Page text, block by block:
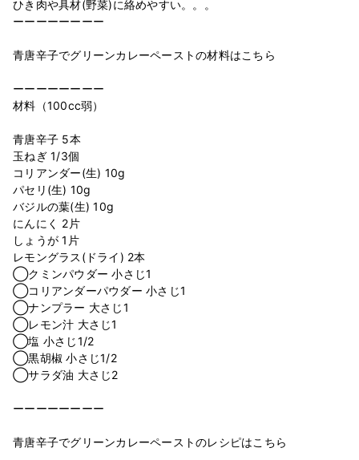
ひき肉や具材(野菜)に絡めやすい。。。
ーーーーーーーー
青唐辛子でグリーンカレーペーストの材料はこちら
ーーーーーーーー
材料（100cc弱）
青唐辛子 5本
玉ねぎ 1/3個
コリアンダー(生) 10g
パセリ(生) 10g
バジルの葉(生) 10g
にんにく 2片
しょうが 1片
レモングラス(ドライ) 2本
◯クミンパウダー 小さじ1
◯コリアンダーパウダー 小さじ1
◯ナンプラー 大さじ1
◯レモン汁 大さじ1
◯塩 小さじ1/2
◯黒胡椒 小さじ1/2
◯サラダ油 大さじ2
ーーーーーーーー
青唐辛子でグリーンカレーペーストのレシピはこちら